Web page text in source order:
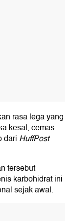
rasa lega yang
kesal, cemas
dari HuffPost
tersebut
karbohidrat ini
sejak awal.